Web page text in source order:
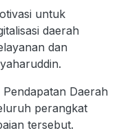
untuk
daerah
dan
Daerah
perangkat
tersebut.